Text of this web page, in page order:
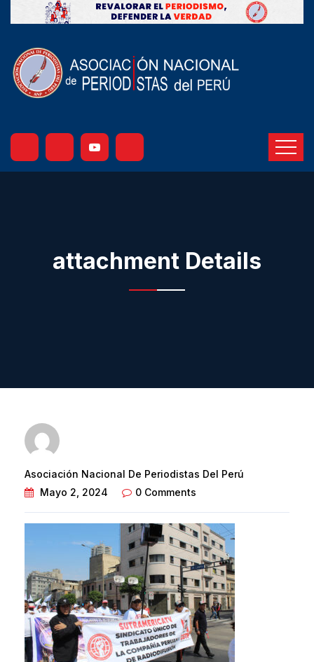
attachment Details
Asociación Nacional De Periodistas Del Perú
Mayo 2, 2024
0 Comments